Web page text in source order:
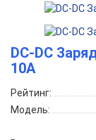
DC-DC
10А
Рейтинг:
Модель: